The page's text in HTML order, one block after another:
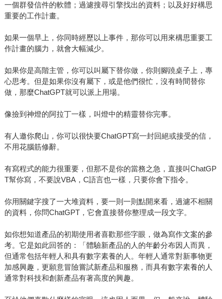
一個群發信件的軟體；過濾搜尋引擎找出的資料；以及好好構思
重要的工作計畫。
如果一個早上，你同時經歷以上事件，那你可以用來構思重要工
作計畫的腦力，就會大幅減少。
如果你是高階主管，你可以叫屬下替你做，你則腳蹺桌子上，專
心思考。但是如果你沒有屬下，或是他們很忙，沒有時間替你
做，那麼ChatGPT就可以派上用場。
像撿到神燈的阿拉丁一樣，叫燈中的精靈替你完事。
有人邀你爬山，你可以很快要ChatGPT寫一封回絕或接受的信，
不用花腦筋修辭。
有寫程式的能力很重要，但那不是你的當務之急，直接叫ChatGP
T幫你寫，不要說VBA，C語言也一樣，只要你會下指令。
你用關鍵字搜了一大堆資料，要一則一則點開來看，過濾不相關
的資料，你問ChatGPT，它會直接替你整理成一段文字。
如你想知道產品的初期使用者喜歡那些字眼，做為寫作文案的參
考。它是如此回答的：「體驗新產品的人的年齡分布因人而異，
但通常包括年輕人和具有數字素養的人。年輕人通常對新事物更
加感興趣，更願意冒險嘗試新產品和服務，而具有數字素養的人
通常對科技和創新產品有著高度的興趣。